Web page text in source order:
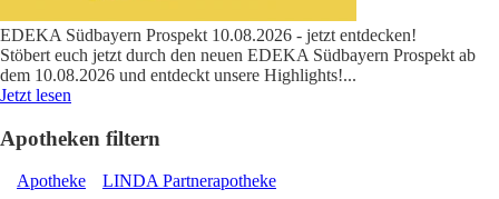
EDEKA Südbayern Prospekt 10.08.2026 - jetzt entdecken!
Stöbert euch jetzt durch den neuen EDEKA Südbayern Prospekt ab
dem 10.08.2026 und entdeckt unsere Highlights!...
Jetzt lesen
Apotheken filtern
Apotheke LINDA Partnerapotheke